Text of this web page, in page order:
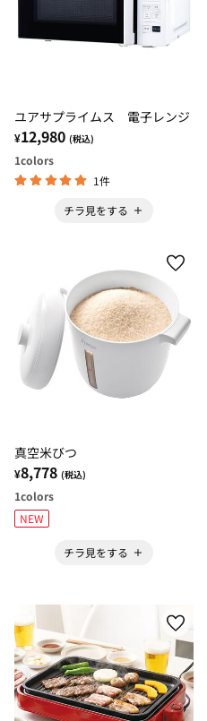
ユアサプライムス 電子レンジ
¥12,980 (税込)
1colors
1件
チラ見をする
真空米びつ
¥8,778 (税込)
1colors
NEW
チラ見をする